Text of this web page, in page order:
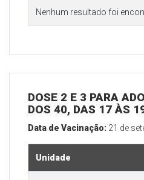
Nenhum resultado foi
DOSE 2 E 3 PARA
DOS 40, DAS 17 ÀS
Data de Vacinação: 21 de
Unidade